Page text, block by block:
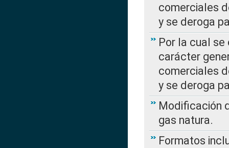
comerciales
y se deroga
Por la cual
carácter
comerciales
y se deroga
Modificación
gas natura.
Formatos